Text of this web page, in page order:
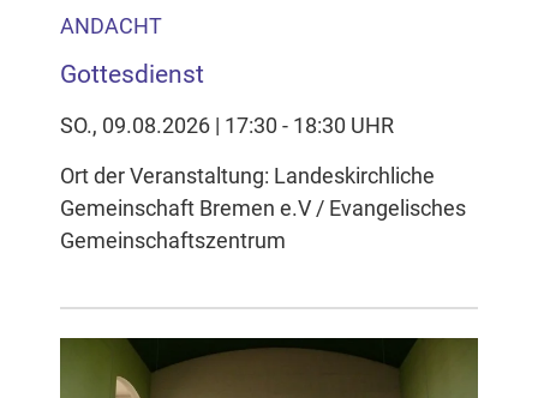
ANDACHT
Gottesdienst
SO., 09.08.2026 | 17:30 - 18:30 UHR
Ort der Veranstaltung: Landeskirchliche
Gemeinschaft Bremen e.V / Evangelisches
Gemeinschaftszentrum